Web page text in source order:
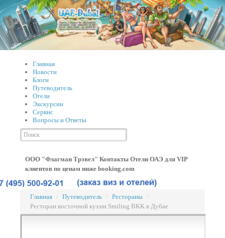
Главная
Новости
Блоги
Путеводитель
Отели
Экскурсии
Сервис
Вопросы и Ответы
ООО "Флагман Трэвел" Контакты Отели ОАЭ для VIP
клиентов по ценам ниже booking.com
Главная / Путеводитель / Рестораны /
Ресторан восточной кухни Smiling BKK в Дубае